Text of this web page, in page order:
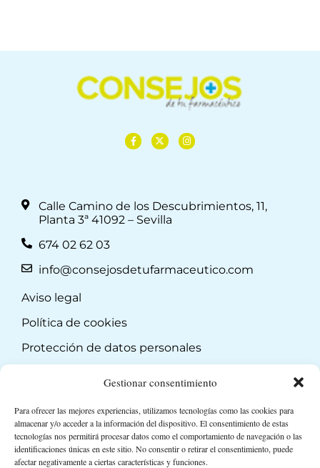
Gestionar consentimiento
Para ofrecer las mejores experiencias, utilizamos tecnologías como las cookies para
almacenar y/o acceder a la información del dispositivo. El consentimiento de estas
tecnologías nos permitirá procesar datos como el comportamiento de navegación o las
identificaciones únicas en este sitio. No consentir o retirar el consentimiento, puede
afectar negativamente a ciertas características y funciones.
Calle Camino de los Descubrimientos, 11,
Planta 3ª 41092 – Sevilla
674 02 62 03
info@consejosdetufarmaceutico.com
Aviso legal
Política de cookies
Protección de datos personales